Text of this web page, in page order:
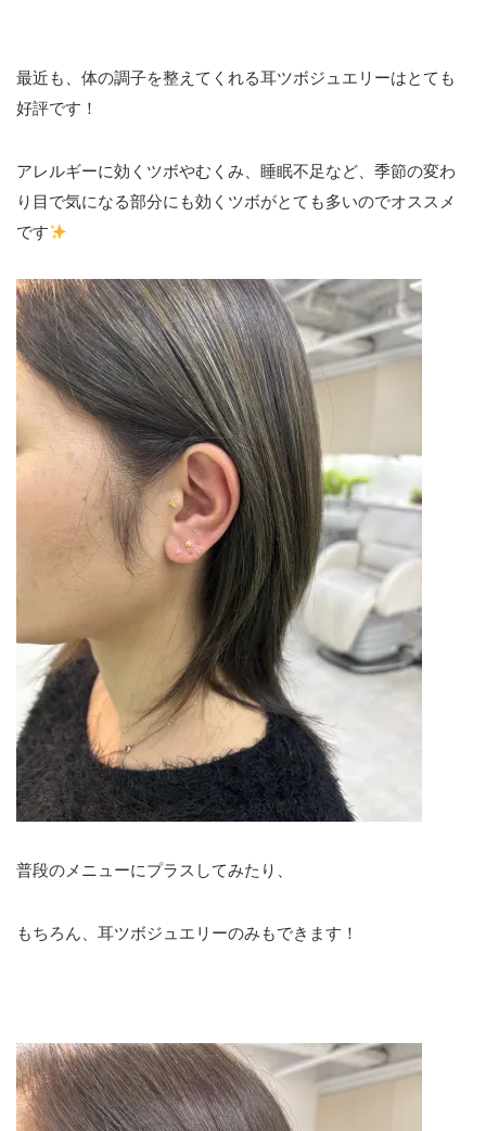
最近も、体の調子を整えてくれる耳ツボジュエリーはとても
好評です！
アレルギーに効くツボやむくみ、睡眠不足など、季節の変わ
り目で気になる部分にも効くツボがとても多いのでオススメ
です
普段のメニューにプラスしてみたり、
もちろん、耳ツボジュエリーのみもできます！